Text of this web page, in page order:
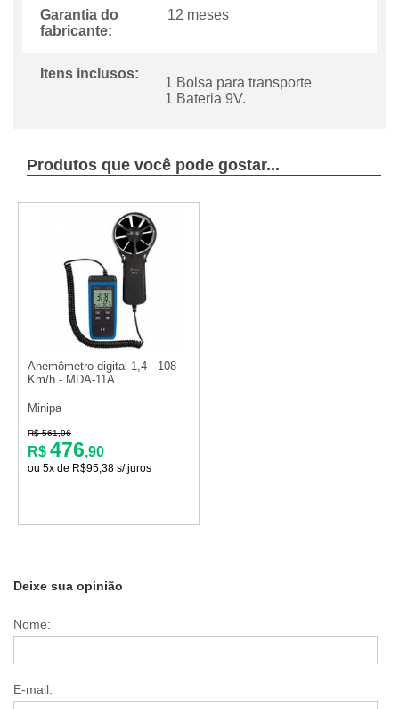
Garantia do
fabricante:
12 meses
Itens inclusos:
1 Bolsa para transporte
1 Bateria 9V.
Produtos que você pode gostar...
Anemômetro digital 1,4 - 108
Km/h - MDA-11A
Minipa
R$ 561,06
R$ 476,90
ou 5x de R$95,38 s/ juros
Deixe sua opinião
Nome:
E-mail: